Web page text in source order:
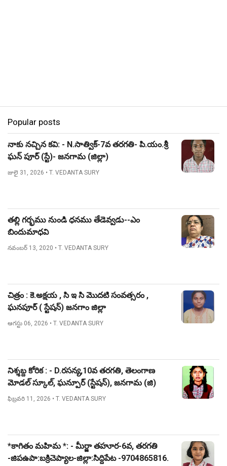
Popular posts
నాకు నచ్చిన కవి: - N.సాత్విక్-7వ తరగతి- పి.యం.శ్రీ
ఘన్ పూర్ (స్టే)- జనగామ (జిల్లా)
జులై 31, 2026 • T. VEDANTA SURY
తల్లి గర్భము నుండి ధనము తేడెవ్వడు--ఎం
బిందుమాధవి
నవంబర్ 13, 2020 • T. VEDANTA SURY
చిత్రం : కె.అక్షయ , సి ఇ సి మొదటి సంవత్సరం ,
ఘనపూర్ ( స్టేషన్) జనగాం జిల్లా
ఆగస్టు 06, 2026 • T. VEDANTA SURY
నిశ్శబ్ద కోరిక : - D.రసన్య,10వ తరగతి, తెలంగాణ
మోడల్ స్కూల్, ఘన్పూర్ (స్టేషన్), జనగామ (జి)
ఫిబ్రవరి 11, 2026 • T. VEDANTA SURY
*కాగితం మహిమ *: - మీర్జా తహూర-6వ, తరగతి
-జిపఉపా:బక్రిచెప్యాల-జిల్లా:సిద్దిపేట -9704865816.